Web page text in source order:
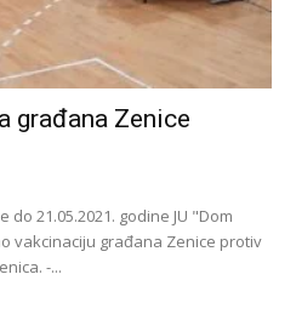
građana Zenice
do 21.05.2021. godine JU "Dom
vakcinaciju građana Zenice protiv
-...